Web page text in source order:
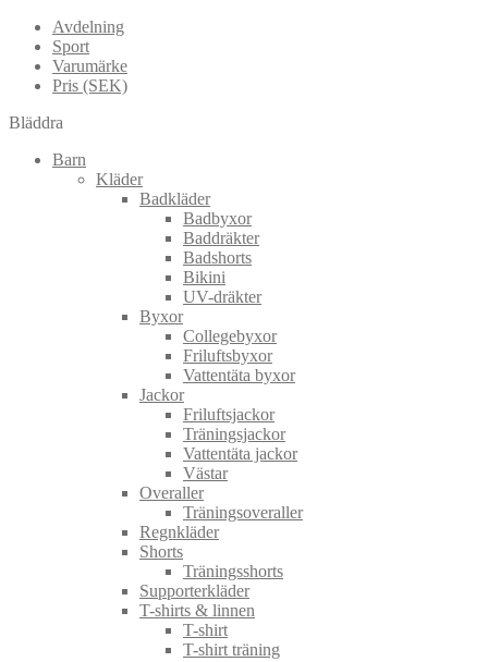
Avdelning
Sport
Varumärke
Pris (SEK)
Bläddra
Barn
Kläder
Badkläder
Badbyxor
Baddräkter
Badshorts
Bikini
UV-dräkter
Byxor
Collegebyxor
Friluftsbyxor
Vattentäta byxor
Jackor
Friluftsjackor
Träningsjackor
Vattentäta jackor
Västar
Overaller
Träningsoveraller
Regnkläder
Shorts
Träningsshorts
Supporterkläder
T-shirts & linnen
T-shirt
T-shirt träning